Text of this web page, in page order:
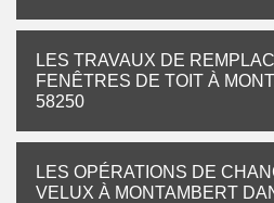
LES TRAVAUX DE
FENÊTRES DE TOIT À
58250
LES OPÉRATIONS DE
VELUX À MONTAMBERT